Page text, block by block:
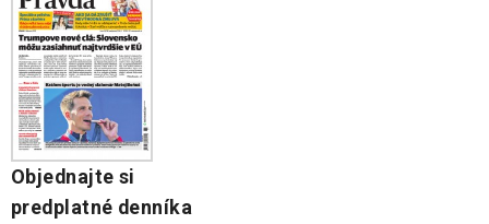
Objednajte si
predplatné denníka